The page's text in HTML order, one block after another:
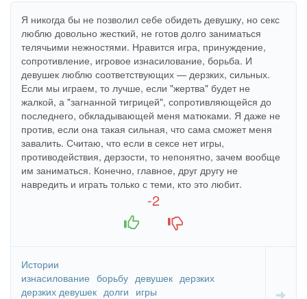
Я никогда бы не позволил себе обидеть девушку, но секс
люблю довольно жесткий, не готов долго заниматься
телячьими нежностями. Нравится игра, принуждение,
сопротивление, игровое изнасилование, борьба. И
девушек люблю соответствующих — дерзких, сильных.
Если мы играем, то лучше, если "жертва" будет не
жалкой, а "загнанной тигрицей", сопротивляющейся до
последнего, обкладывающей меня матюками. Я даже не
против, если она такая сильная, что сама сможет меня
завалить. Считаю, что если в сексе нет игры,
противодействия, дерзости, то непонятно, зачем вообще
им заниматься. Конечно, главное, друг другу не
навредить и играть только с теми, кто это любит.
-2
Истории
изнасилование борьбу девушек дерзких
дерзких девушек долги игры